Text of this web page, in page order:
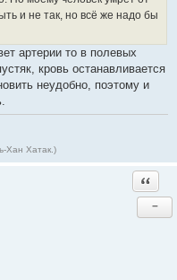
и не так, но всё же надо бы
артерии то в полевых
кровь останавливается
неудобно, поэтому и
Хан Хатак.)
−